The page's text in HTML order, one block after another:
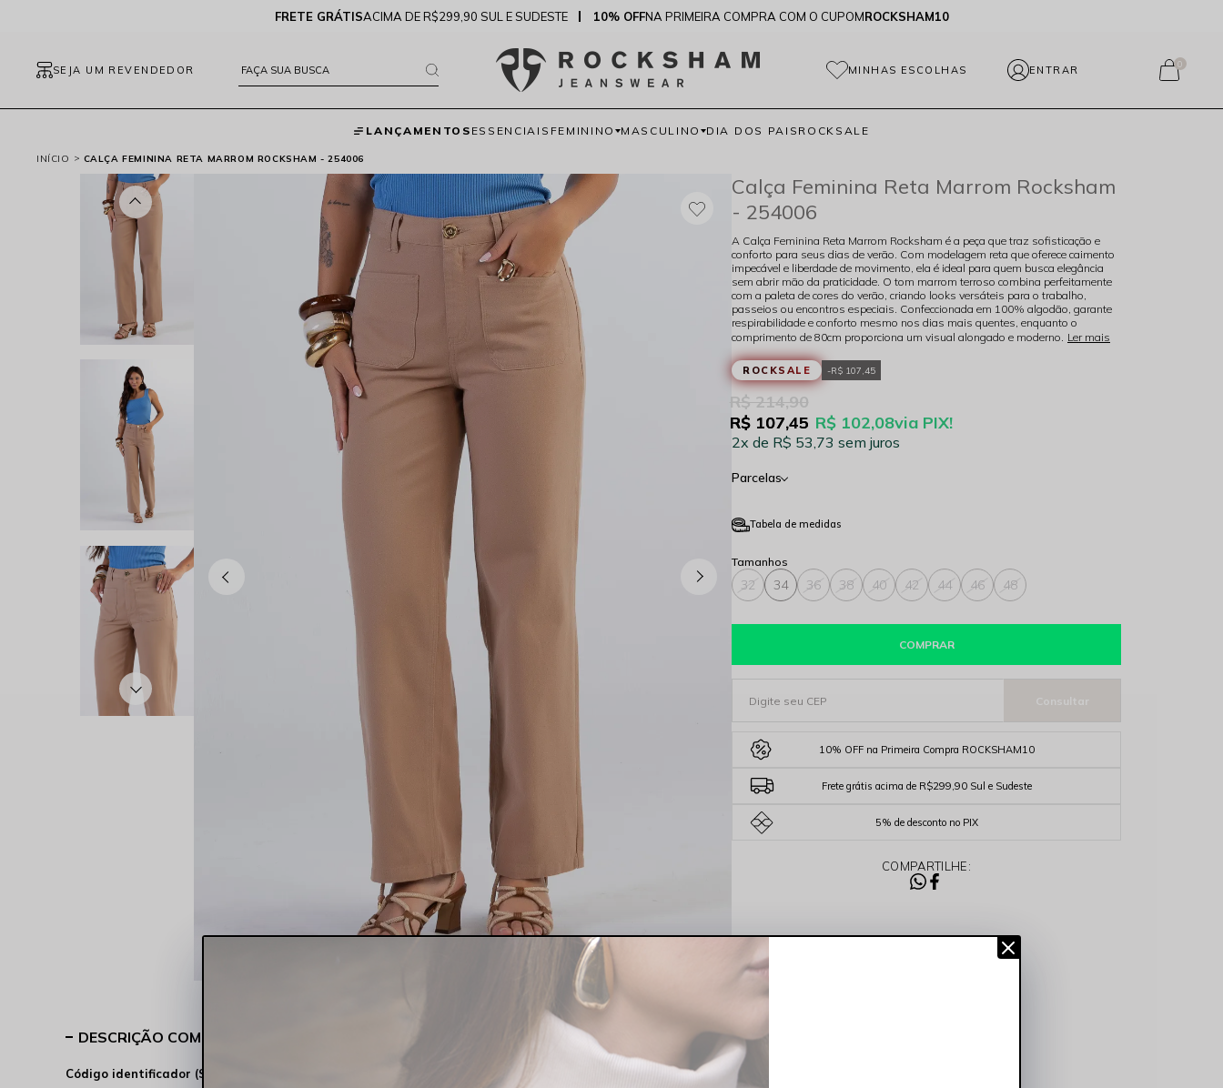
FRETE GRÁTISACIMA DE R$299,90 SUL E SUDESTE 10% OFFNA PRIMEIRA COMPRA COM O CUPOMROCKSHAM10
SEJA UM REVENDEDOR MINHAS ESCOLHAS 0
LANÇAMENTOS ESSENCIAIS FEMININO MASCULINO DIA DOS PAIS ROCKSALE
INÍCIO CALÇA FEMININA RETA MARROM ROCKSHAM - 254006
Calça Feminina Reta Marrom Rocksham
- 254006
A Calça Feminina Reta Marrom Rocksham é a peça que traz sofisticação e
conforto para seus dias de verão. Com modelagem reta que oferece caimento
impecável e liberdade de movimento, ela é ideal para quem busca elegância
sem abrir mão da praticidade. O tom marrom terroso combina perfeitamente
com a paleta de cores do verão, criando looks versáteis para o trabalho,
passeios ou encontros especiais. Confeccionada em 100% algodão, garante
respirabilidade e conforto mesmo nos dias mais quentes, enquanto o
comprimento de 80cm proporciona um visual alongado e moderno. Ler mais
ROCKSALE R$ 107,45
R$ 102,08via PIX!
R$ 214,90
R$ 107,45
2x R$ 53,73 sem juros
Parcelas
Tabela de medidas
32 34 36 38 40 42 44 46 48
COMPRAR
10% OFF na Primeira Compra ROCKSHAM10
Frete grátis acima de R$299,90 Sul e Sudeste
5% de desconto no PIX
COMPARTILHE:
DESCRIÇÃO COMPLETA
Código identificador (SKU):